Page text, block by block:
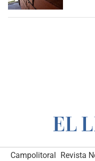
Campolitoral Revista